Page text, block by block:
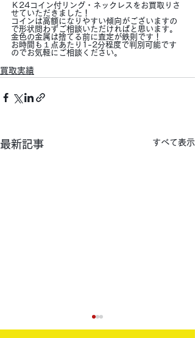
Ｋ24コイン付リング・ネックレスをお買取りさ
せていただきました！
コインは高額になりやすい傾向がございますの
で形状問わずご相談いただければと思います。
金色の金属は捨てる前に査定が鉄則です！
お時間も１点あたり1-2分程度で判別可能です
のでお気軽にご相談ください。
買取実績
最新記事 すべて表示